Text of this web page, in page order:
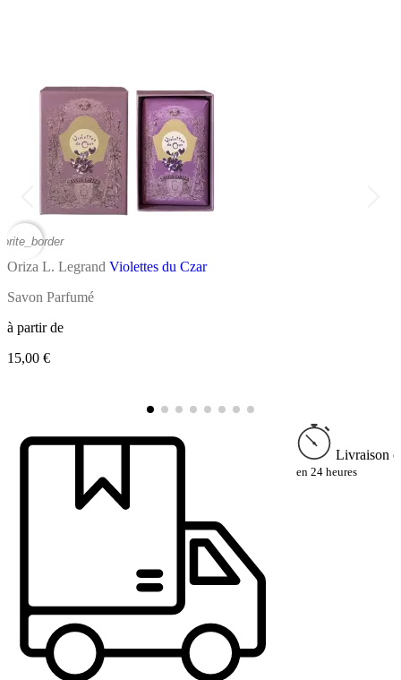
Oriza L. Legrand Violettes du Czar
Savon Parfumé
à partir de
15,00 €
Livraison
en 24 heures